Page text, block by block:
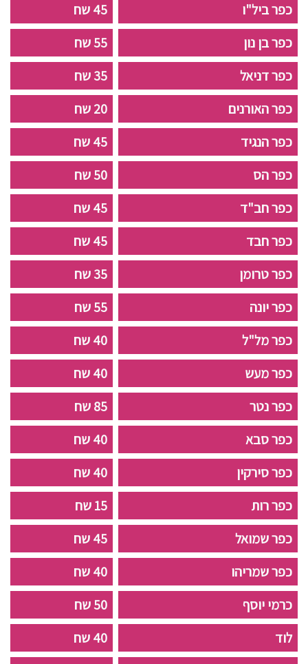
כפר ביל"ו
45 שח
כפר בן נון
55 שח
כפר דניאל
35 שח
כפר האורנים
20 שח
כפר הנגיד
45 שח
כפר הס
50 שח
כפר חב"ד
45 שח
כפר חבד
45 שח
כפר טרומן
35 שח
כפר יונה
55 שח
כפר מל"ל
40 שח
כפר מעש
40 שח
כפר נטר
85 שח
כפר סבא
40 שח
כפר סירקין
40 שח
כפר רות
15 שח
כפר שמואל
45 שח
כפר שמריהו
40 שח
כרמי יוסף
50 שח
לוד
40 שח